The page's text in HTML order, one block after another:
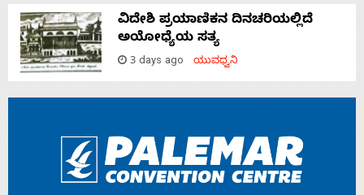
ವಿದೇಶಿ ಪ್ರಯಾಣಿಕನ ದಿನಚರಿಯಲ್ಲಿದೆ
ಅಯೋಧ್ಯೆಯ ಸತ್ಯ
3 days ago ಯುವಧ್ವನಿ